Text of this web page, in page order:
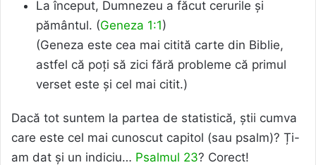
La început, Dumnezeu a făcut cerurile și
pământul. (Geneza 1:1)
(Geneza este cea mai citită carte din Biblie,
astfel că poți să zici fără probleme că primul
verset este și cel mai citit.)
Dacă tot suntem la partea de statistică, știi cumva
care este cel mai cunoscut capitol (sau psalm)? Ți-
am dat și un indiciu… Psalmul 23? Corect!